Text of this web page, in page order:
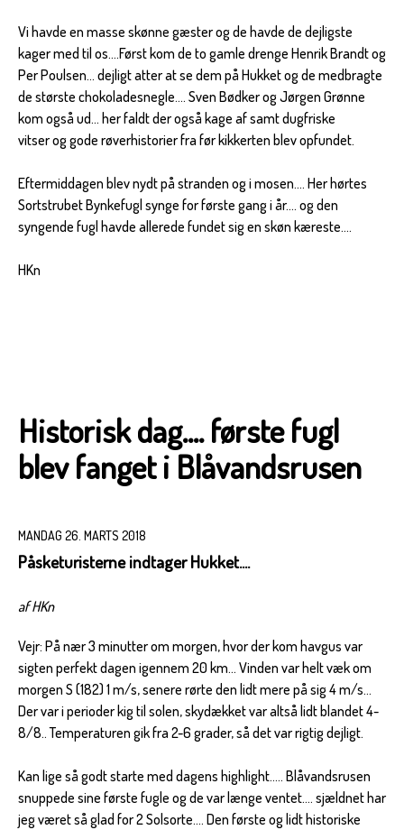
Vi havde en masse skønne gæster og de havde de dejligste
kager med til os....Først kom de to gamle drenge Henrik Brandt og
Per Poulsen... dejligt atter at se dem på Hukket og de medbragte
de største chokoladesnegle.... Sven Bødker og Jørgen Grønne
kom også ud... her faldt der også kage af samt dugfriske
vitser og gode røverhistorier fra før kikkerten blev opfundet.
Eftermiddagen blev nydt på stranden og i mosen.... Her hørtes
Sortstrubet Bynkefugl synge for første gang i år.... og den
syngende fugl havde allerede fundet sig en skøn kæreste....
HKn
Historisk dag.... første fugl
blev fanget i Blåvandsrusen
MANDAG 26. MARTS 2018
Påsketuristerne indtager Hukket....
af HKn
Vejr: På nær 3 minutter om morgen, hvor der kom havgus var
sigten perfekt dagen igennem 20 km... Vinden var helt væk om
morgen S (182) 1 m/s, senere rørte den lidt mere på sig 4 m/s...
Der var i perioder kig til solen, skydækket var altså lidt blandet 4-
8/8.. Temperaturen gik fra 2-6 grader, så det var rigtig dejligt.
Kan lige så godt starte med dagens highlight..... Blåvandsrusen
snuppede sine første fugle og de var længe ventet.... sjældnet har
jeg været så glad for 2 Solsorte.... Den første og lidt historiske